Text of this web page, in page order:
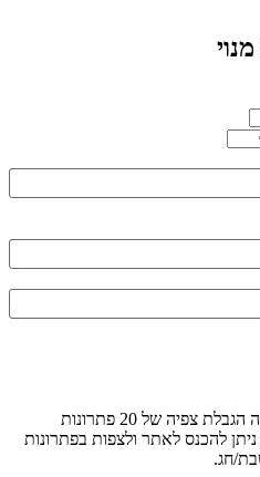
המנוי אינו מתחדש אוטומטית. ישנה הגבלת צפיה של 20 פתרונות
להכנס לאתר ולצפות בפתרונות
חג.